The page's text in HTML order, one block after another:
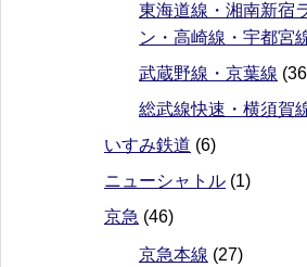
東海道線・湘南新宿
ン・高崎線・宇都宮
武蔵野線・京葉線
総武線快速・横須賀
いすみ鉄道 (6)
ニューシャトル (1)
京急 (46)
京急本線 (27)